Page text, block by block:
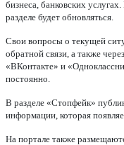
бизнеса, банковских
разделе будет обновляться.
Свои вопросы о текущей
обратной связи, а также
«ВКонтакте» и
постоянно.
В разделе «Стопфейк»
информации, которая
На портале также